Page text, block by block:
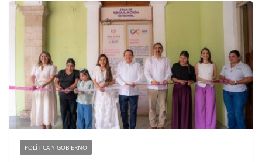
POLÍTICA Y GOBIERNO